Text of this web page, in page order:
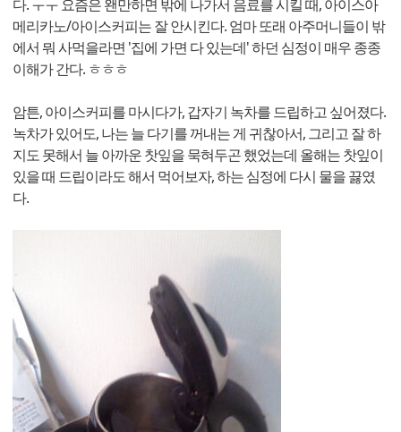
다. ㅜㅜ 요즘은 왠만하면 밖에 나가서 음료를 시킬 때, 아이스아
메리카노/아이스커피는 잘 안시킨다. 엄마 또래 아주머니들이 밖
에서 뭐 사먹을라면 '집에 가면 다 있는데' 하던 심정이 매우 종종
이해가 간다. ㅎㅎㅎ
암튼, 아이스커피를 마시다가, 갑자기 녹차를 드립하고 싶어졌다.
녹차가 있어도, 나는 늘 다기를 꺼내는 게 귀찮아서, 그리고 잘 하
지도 못해서 늘 아까운 찻잎을 묵혀두곤 했었는데 올해는 찻잎이
있을 때 드립이라도 해서 먹어보자, 하는 심정에 다시 물을 끓였
다.